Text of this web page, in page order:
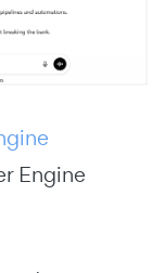
Engine